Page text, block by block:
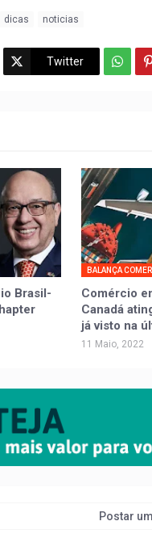
dicas noticias
Twitter
Brasil-
BALANÇA
Comércio
Canadá
já visto na
11 Maio, 2022
Postar